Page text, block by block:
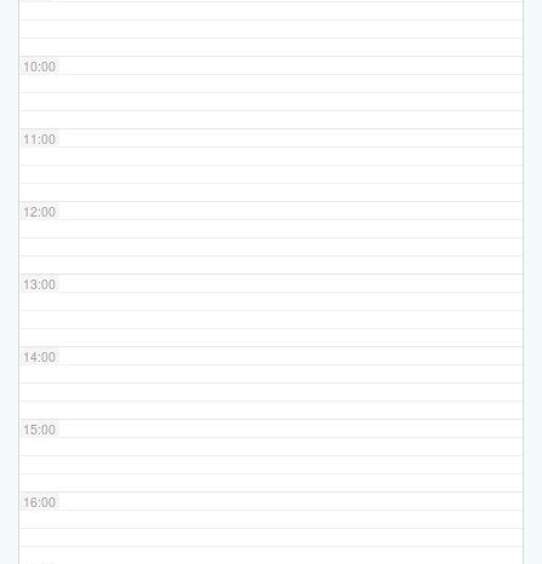
10:00
11:00
12:00
13:00
14:00
15:00
16:00